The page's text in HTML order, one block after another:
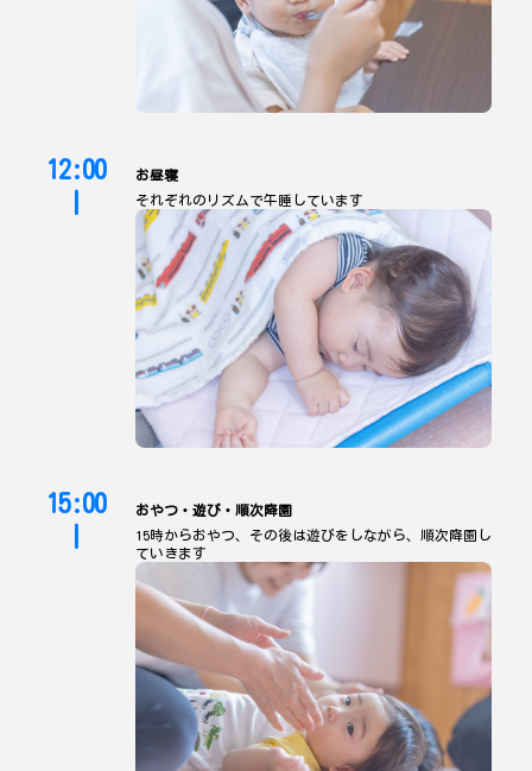
12:00
お昼寝
それぞれのリズムで午睡しています
15:00
おやつ・遊び・順次降園
15時からおやつ、その後は遊びをしながら、順次降園し
ていきます